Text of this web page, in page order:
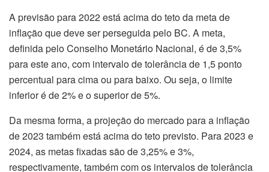
A previsão para 2022 está acima do teto da meta de
inflação que deve ser perseguida pelo BC. A meta,
definida pelo Conselho Monetário Nacional, é de 3,5%
para este ano, com intervalo de tolerância de 1,5 ponto
percentual para cima ou para baixo. Ou seja, o limite
inferior é de 2% e o superior de 5%.
Da mesma forma, a projeção do mercado para a inflação
de 2023 também está acima do teto previsto. Para 2023 e
2024, as metas fixadas são de 3,25% e 3%,
respectivamente, também com os intervalos de tolerância